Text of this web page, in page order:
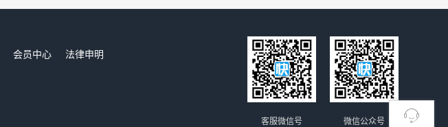
会员中心
法律申明
微信公众号
客服微信号